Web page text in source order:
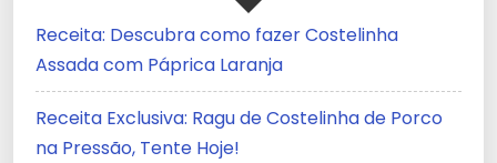
Receita: Descubra como fazer Costelinha
Assada com Páprica Laranja
Receita Exclusiva: Ragu de Costelinha de Porco
na Pressão, Tente Hoje!